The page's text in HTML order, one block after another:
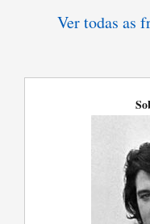
Ver todas as